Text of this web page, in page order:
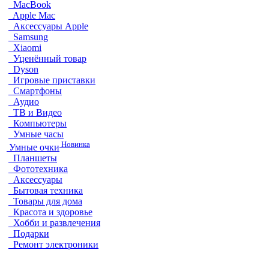
MacBook
Apple Mac
Аксессуары Apple
Samsung
Xiaomi
Уценённый товар
Dyson
Игровые приставки
Смартфоны
Аудио
ТВ и Видео
Компьютеры
Умные часы
Умные очки Новинка
Планшеты
Фототехника
Аксессуары
Бытовая техника
Товары для дома
Красота и здоровье
Хобби и развлечения
Подарки
Ремонт электроники